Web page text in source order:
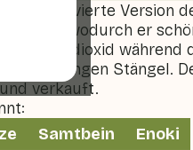
die kultivierte Version
wodurch er
Kohlendioxid während
langen Stängel.
verkauft.
Samtbein Enoki